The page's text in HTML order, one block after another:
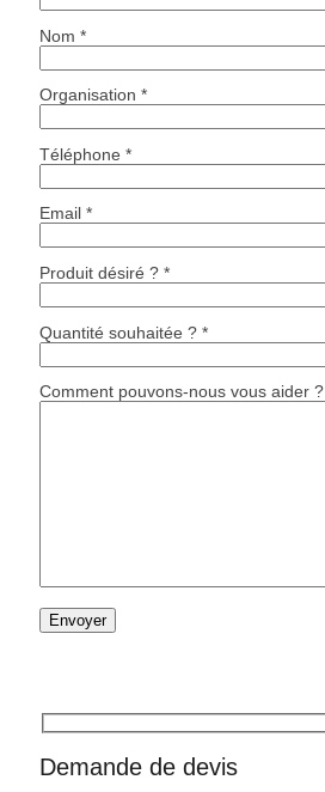
Nom *
Organisation *
Téléphone *
Email *
Produit désiré ? *
Quantité souhaitée ? *
Comment pouvons-nous vous aider ?
Demande de devis